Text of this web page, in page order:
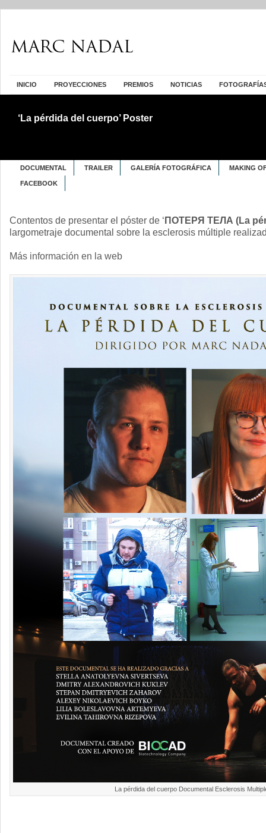
INICIO PROYECCIONES PREMIOS NOTICIAS
‘La pérdida del cuerpo’ Poster
DOCUMENTAL TRAILER GALERÍA FOTOGRÁFICA MAKING
FACEBOOK
Contentos de presentar el póster de ‘ ПОТЕРЯ ТЕЛА (La
largometraje documental sobre la esclerosis múltiple
Más información en la web
La pérdida del cuerpo Documental Esclerosis